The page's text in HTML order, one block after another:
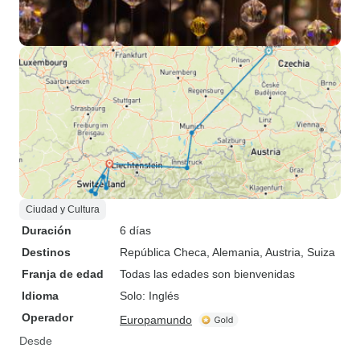
Ciudad y Cultura
Duración
6 días
Destinos
República Checa , Alemania , Austria , Suiza
Franja de edad
Todas las edades son bienvenidas
Idioma
Solo: Inglés
Operador
Europamundo
Desde